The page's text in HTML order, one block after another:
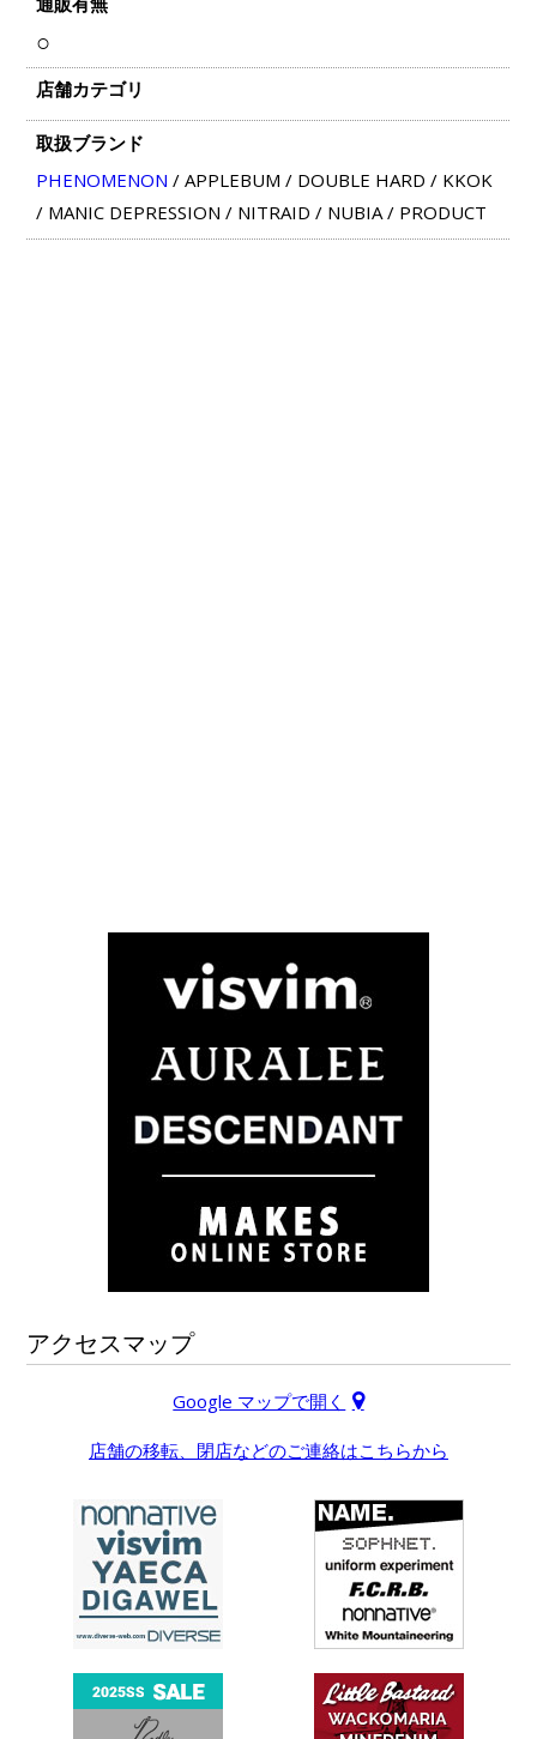
○
店舗カテゴリ
取扱ブランド
PHENOMENON / APPLEBUM / DOUBLE HARD / KKOK
/ MANIC DEPRESSION / NITRAID / NUBIA/ PRODUCT
アクセスマップ
Google マップで開く
店舗の移転、閉店などのご連絡はこちらから